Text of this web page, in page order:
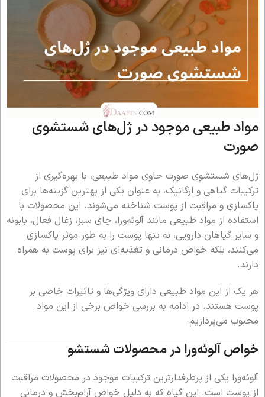
مواد طبیعی موجود در ژل‌های شستشوی
صورت
ژل‌های شستشوی صورت حاوی مواد طبیعی، با بهره‌گیری از
ترکیبات گیاهی و ارگانیک، به عنوان یکی از بهترین گزینه‌ها برای
پاکسازی و مراقبت از پوست شناخته می‌شوند. این محصولات با
استفاده از مواد طبیعی مانند آلوئه‌ورا، چای سبز، زغال فعال، بابونه
و سایر گیاهان دارویی، نه تنها پوست را به طور موثر پاکسازی
می‌کنند، بلکه خواص درمانی و تغذیه‌ای نیز برای پوست به همراه
دارند.
هر یک از این مواد طبیعی دارای ویژگی‌ها و تاثیرات خاصی بر
پوست هستند. در ادامه به بررسی خواص برخی از این مواد
محبوب می‌پردازیم.
خواص آلوئه‌ورا در محصولات شستشو
آلوئه‌ورا یکی از پرطرفدارترین ترکیبات موجود در محصولات مراقبت
از پوست است. این گیاه که به دلیل خواص آرام‌بخش و درمانی